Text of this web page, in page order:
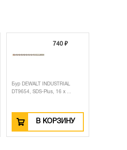
740 ₽
Бур DEWALT INDUSTRIAL
DT9654, SDS-Plus, 16 x ...
В КОРЗИНУ